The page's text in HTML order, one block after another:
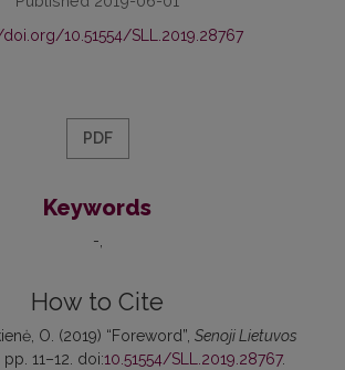
10.51554/SLL.2019.28767
PDF
Keywords
-
How to Cite
O. (2019) “Foreword”, Senoji Lietuvos
pp. 11–12. doi:10.51554/SLL.2019.28767.